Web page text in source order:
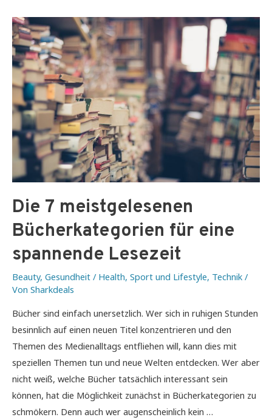
zu
mehr
Selbstbewusstsein
–
[Quicktipps]
Die 7 meistgelesenen
Bücherkategorien für eine
spannende Lesezeit
Beauty, Gesundheit / Health, Sport und Lifestyle, Technik /
Von Sharkdeals
Bücher sind einfach unersetzlich. Wer sich in ruhigen Stunden
besinnlich auf einen neuen Titel konzentrieren und den
Themen des Medienalltags entfliehen will, kann dies mit
speziellen Themen tun und neue Welten entdecken. Wer aber
nicht weiß, welche Bücher tatsächlich interessant sein
können, hat die Möglichkeit zunächst in Bücherkategorien zu
schmökern. Denn auch wer augenscheinlich kein …